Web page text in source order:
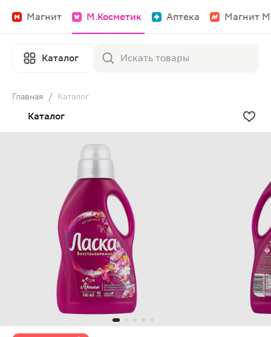
Магнит М.Косметик Аптека Магнит
Каталог
Главная / Каталог
Каталог